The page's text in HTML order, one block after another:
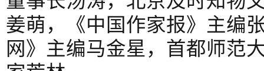
姜萌，《中国作家报》主编
网》主编马金星，首都师范